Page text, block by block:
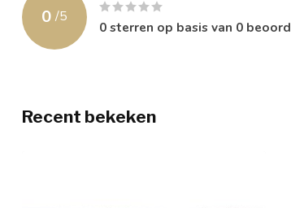
0 /5
0sterren op basis van 0
Recent bekeken